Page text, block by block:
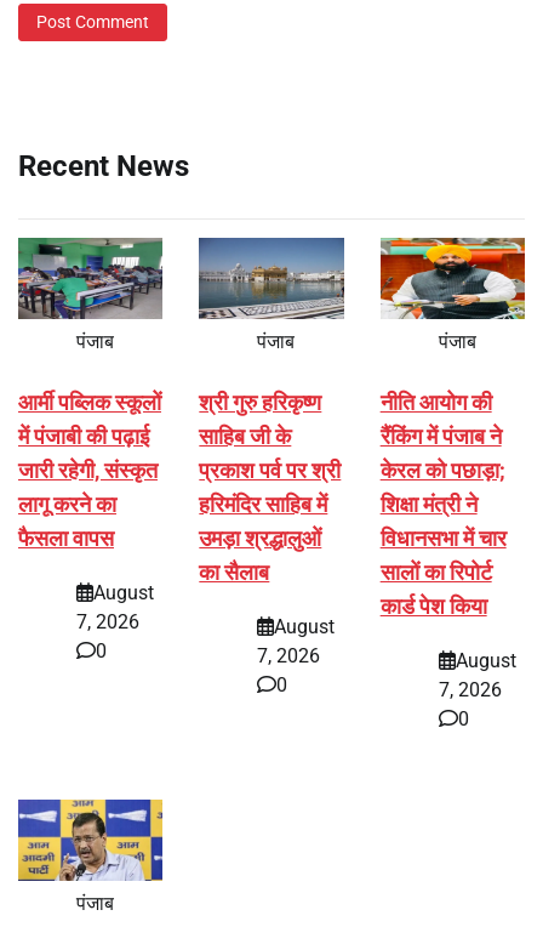
Recent News
पंजाब
आर्मी पब्लिक स्कूलों
में पंजाबी की पढ़ाई
जारी रहेगी, संस्कृत
लागू करने का
फैसला वापस
August
7, 2026
0
पंजाब
श्री गुरु हरिकृष्ण
साहिब जी के
प्रकाश पर्व पर श्री
हरिमंदिर साहिब में
उमड़ा श्रद्धालुओं
का सैलाब
August
7, 2026
0
पंजाब
नीति आयोग की
रैंकिंग में पंजाब ने
केरल को पछाड़ा;
शिक्षा मंत्री ने
विधानसभा में चार
सालों का रिपोर्ट
कार्ड पेश किया
August
7, 2026
0
पंजाब